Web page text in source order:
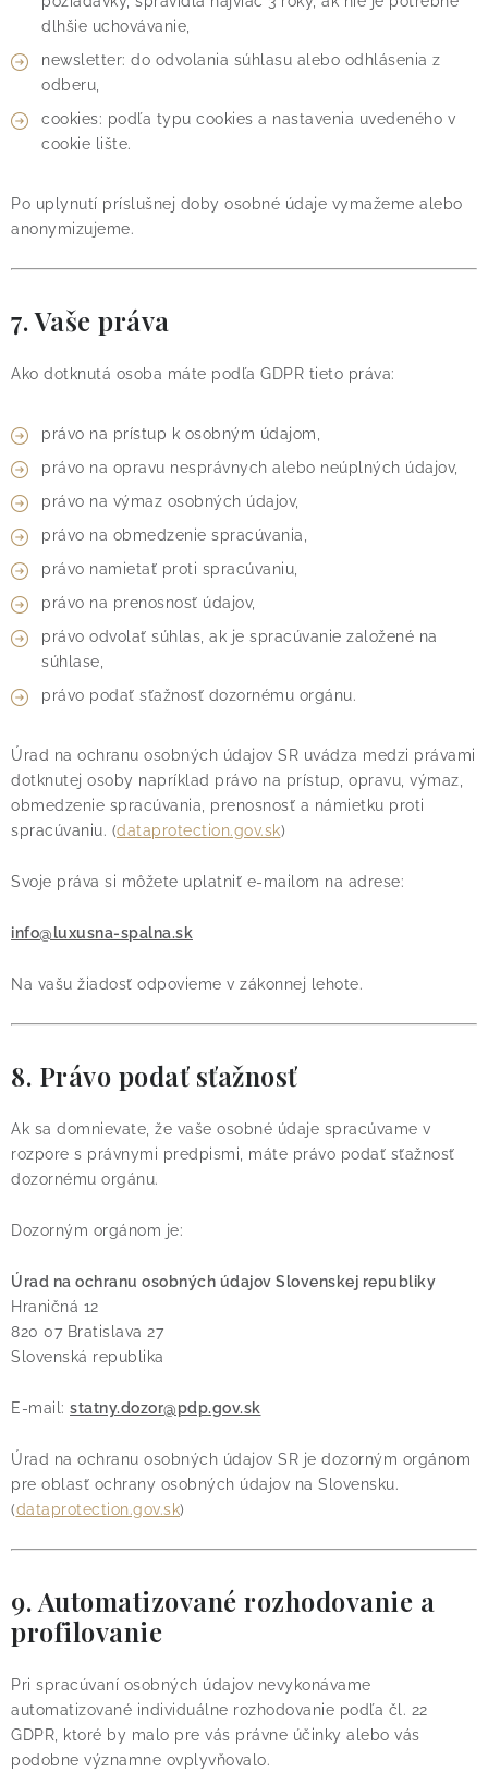
dlhšie uchovávanie,
newsletter: do odvolania súhlasu alebo odhlásenia z
odberu,
cookies: podľa typu cookies a nastavenia uvedeného v
cookie lište.
Po uplynutí príslušnej doby osobné údaje vymažeme alebo
anonymizujeme.
7. Vaše práva
Ako dotknutá osoba máte podľa GDPR tieto práva:
právo na prístup k osobným údajom,
právo na opravu nesprávnych alebo neúplných údajov,
právo na výmaz osobných údajov,
právo na obmedzenie spracúvania,
právo namietať proti spracúvaniu,
právo na prenosnosť údajov,
právo odvolať súhlas, ak je spracúvanie založené na
súhlase,
právo podať sťažnosť dozornému orgánu.
Úrad na ochranu osobných údajov SR uvádza medzi právami
dotknutej osoby napríklad právo na prístup, opravu, výmaz,
obmedzenie spracúvania, prenosnosť a námietku proti
spracúvaniu. (dataprotection.gov.sk)
Svoje práva si môžete uplatniť e-mailom na adrese:
info@luxusna-spalna.sk
Na vašu žiadosť odpovieme v zákonnej lehote.
8. Právo podať sťažnosť
Ak sa domnievate, že vaše osobné údaje spracúvame v
rozpore s právnymi predpismi, máte právo podať sťažnosť
dozornému orgánu.
Dozorným orgánom je:
Úrad na ochranu osobných údajov Slovenskej republiky
Hraničná 12
820 07 Bratislava 27
Slovenská republika
E-mail: statny.dozor@pdp.gov.sk
Úrad na ochranu osobných údajov SR je dozorným orgánom
pre oblasť ochrany osobných údajov na Slovensku.
(dataprotection.gov.sk)
9. Automatizované rozhodovanie a
profilovanie
Pri spracúvaní osobných údajov nevykonávame
automatizované individuálne rozhodovanie podľa čl. 22
GDPR, ktoré by malo pre vás právne účinky alebo vás
podobne významne ovplyvňovalo.